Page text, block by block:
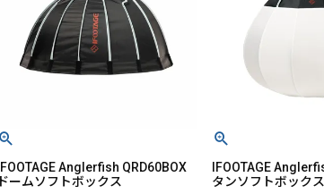
IFOOTAGE Anglerfish QRD60BOX
ドームソフトボックス
IFOOTAGE
タンソフトボックス